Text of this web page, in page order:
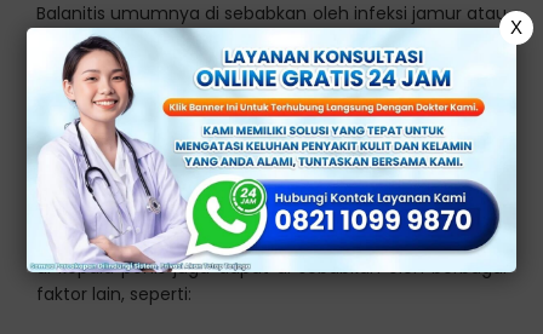
Balanitis umumnya di sebabkan oleh infeksi jamur atau
bakteri. Infeksi dapat terjadi ketika kebersihan di area
genital, terutama kepala penis buruk.
Ketika kebersihan area genital buruk, maka bakteri dan
jamur akan dengan mudah berkembang biak dan
menyebabkan infeksi.
Selain infeksi bakteri dan jamur, balanitis atau bengkak
di kepala penis juga dapat di sebabkan oleh berbagai
faktor lain, seperti:
X